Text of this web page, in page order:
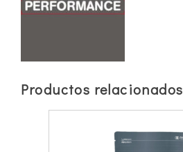
Productos relacionados